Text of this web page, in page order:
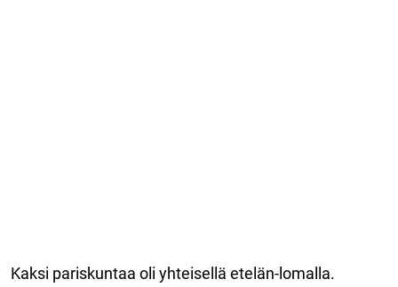
Kaksi pariskuntaa oli yhteisellä etelän-lomalla.